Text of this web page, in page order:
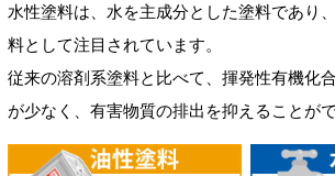
水性塗料は、水を主成分とした塗料であり
料として注目されています。
従来の溶剤系塗料と比べて、揮発性有機化
が少なく、有害物質の排出を抑えることがで